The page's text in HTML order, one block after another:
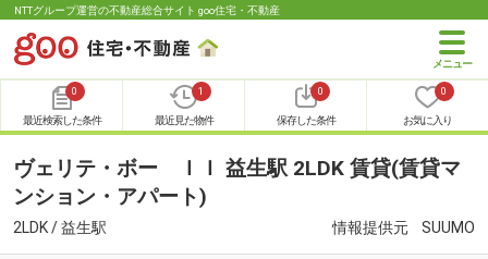
NTTグループ運営の不動産総合サイト goo住宅・不動産
0
最近検索した条件
1
最近見た物件
0
保存した条件
0
お気に入り
ヴェリテ・ボー ＩＩ 益生駅 2LDK 賃貸(賃貸マ
ンション・アパート)
2LDK / 益生駅 情報提供元 SUUMO